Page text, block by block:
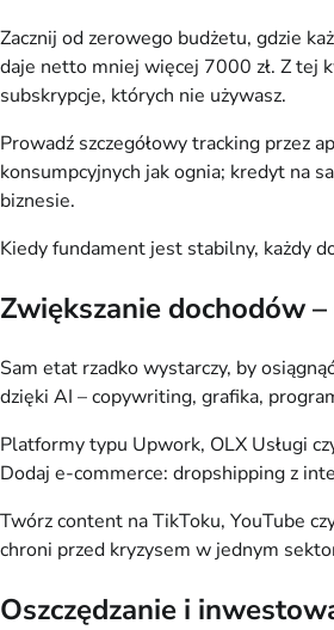
Zacznij od zerowego budżetu, gdzie
daje netto mniej więcej 7000 zł. Z tej
subskrypcje, których nie używasz.
Prowadź szczegółowy tracking przez
konsumpcyjnych jak ognia; kredyt na
biznesie.
Kiedy fundament jest stabilny, każdy
Zwiększanie dochodów
Sam etat rzadko wystarczy, by
dzięki AI – copywriting, grafika,
Platformy typu Upwork, OLX Usługi
Dodaj e-commerce: dropshipping z
Twórz content na TikToku, YouTube
chroni przed kryzysem w jednym
Oszczędzanie i